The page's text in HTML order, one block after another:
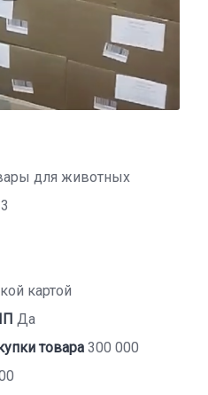
для животных
картой
Да
товара 300 000